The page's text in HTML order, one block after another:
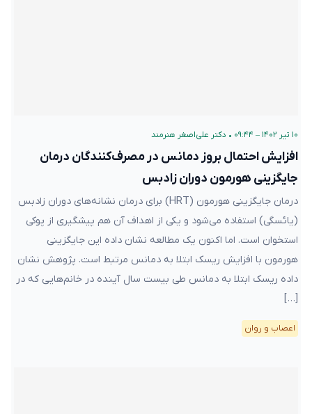
۱۰ تیر ۱۴۰۲ – ۰۹:۴۴ • دکتر علی‌اصغر هنرمند
افزایش احتمال بروز دمانس در مصرف‌کنندگان درمان
جایگزینی هورمون دوران زادبس
درمان جایگزینی هورمون (HRT) برای درمان نشانه‌های دوران زادبس
(یائسگی) استفاده می‌شود و یکی از اهداف آن هم پیشگیری از پوکی
استخوان است. اما اکنون یک مطالعه نشان داده این جایگزینی
هورمون با افزایش ریسک ابتلا به دمانس مرتبط است. پژوهش نشان
داده ریسک ابتلا به دمانس طی بیست سال آینده در خانم‌هایی که در
[…]
اعصاب و روان